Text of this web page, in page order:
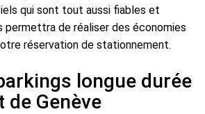
qui sont tout aussi fiables et
permettra de réaliser des économies
réservation de stationnement.
longue durée
de Genève